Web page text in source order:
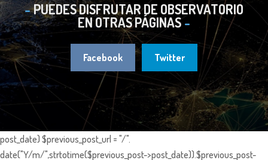
PUEDES DISFRUTAR DE OBSERVATORIO
EN OTRAS PÁGINAS
Facebook Twitter
post_date) $previous_post_url = "/".
date("Y/m/",strtotime($previous_post->post_date)).$previous_post-